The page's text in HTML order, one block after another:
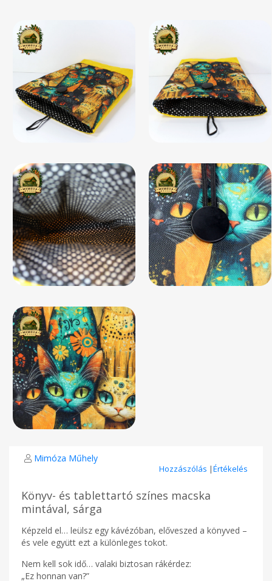
Mimóza Műhely
Hozzászólás |Értékelés
Könyv- és tablettartó színes macska
mintával, sárga
Képzeld el… leülsz egy kávézóban, előveszed a könyved –
és vele együtt ezt a különleges tokot.
Nem kell sok idő… valaki biztosan rákérdez:
„Ez honnan van?”